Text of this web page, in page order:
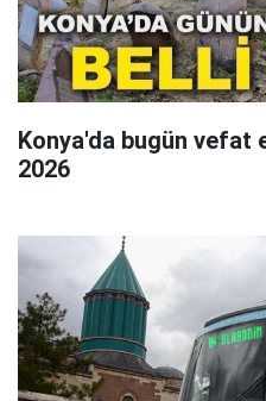
Konya'da bugün vefat
2026